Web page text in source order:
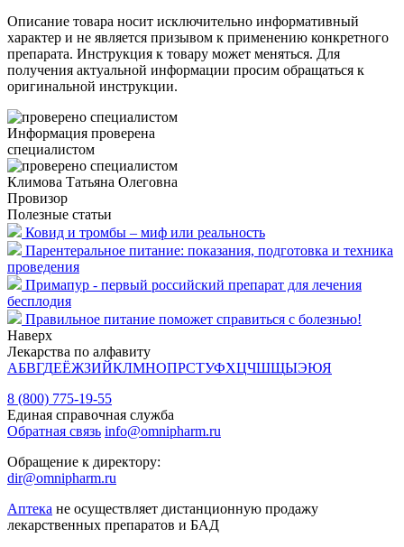
Описание товара носит исключительно информативный
характер и не является призывом к применению конкретного
препарата. Инструкция к товару может меняться. Для
получения актуальной информации просим обращаться к
оригинальной инструкции.
Информация проверена
специалистом
Климова Татьяна Олеговна
Провизор
Полезные статьи
Ковид и тромбы – миф или реальность
Парентеральное питание: показания, подготовка и техника
проведения
Примапур - первый российский препарат для лечения
бесплодия
Правильное питание поможет справиться с болезнью!
Наверх
Лекарства по алфавиту
АБВГДЕЁЖЗИЙКЛМНОПРСТУФХЦЧШЩЫЭЮЯ
8 (800) 775-19-55
Единая справочная служба
Обратная связь info@omnipharm.ru
Обращение к директору:
dir@omnipharm.ru
Аптека не осуществляет дистанционную продажу
лекарственных препаратов и БАД